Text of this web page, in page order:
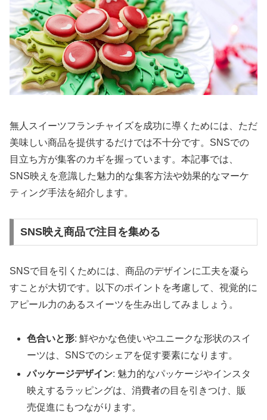
無人スイーツフランチャイズを成功に導くためには、ただ
美味しい商品を提供するだけでは不十分です。SNSでの
目立ち方が集客のカギを握っています。本記事では、
SNS映えを意識した魅力的な集客方法や効果的なマーケ
ティング手法を紹介します。
SNS映え商品で注目を集める
SNSで目を引くためには、商品のデザインに工夫を凝ら
すことが大切です。以下のポイントを考慮して、視覚的に
アピール力のあるスイーツを生み出してみましょう。
色合いと形: 鮮やかな色使いやユニークな形状のスイ
ーツは、SNSでのシェアを促す要素になります。
パッケージデザイン: 魅力的なパッケージやインスタ
映えするラッピングは、消費者の目を引きつけ、販
売促進にもつながります。